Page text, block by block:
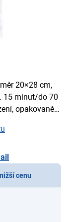
20×28 cm,
15 minut/do 70
opakovaně
cenu